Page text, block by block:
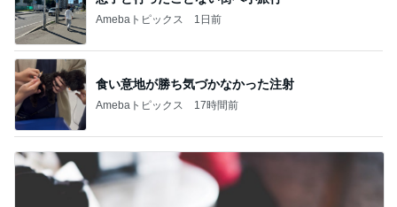
Amebaトピックス 1日前
食い意地が勝ち気づかなかった注射
Amebaトピックス 17時間前